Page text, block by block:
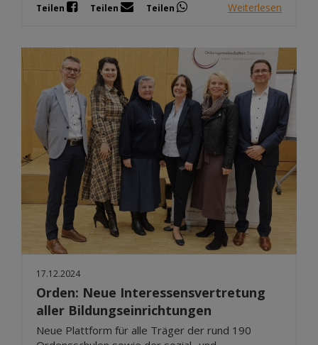
Teilen Teilen Teilen Weiterlesen
17.12.2024
Orden: Neue Interessensvertretung
aller Bildungseinrichtungen
Neue Plattform für alle Träger der rund 190